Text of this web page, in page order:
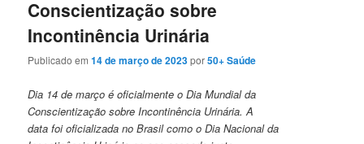
Conscientização sobre
Incontinência Urinária
Publicado em14 de março de 2023por50+ Saúde
Dia 14 de março é oficialmente o Dia Mundial da
Conscientização sobre Incontinência Urinária. A
data foi oficializada no Brasil como o Dia Nacional da